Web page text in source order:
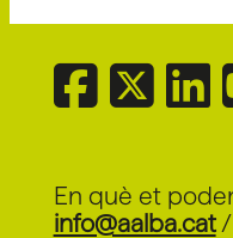
En què et
info@aalba.cat/